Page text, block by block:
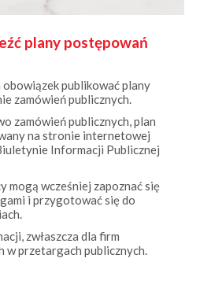
publikować plany
zamówień publicznych.
zamówień publicznych, plan
na stronie internetowej
Informacji Publicznej
wcześniej zapoznać się
i przygotować się do
zwłaszcza dla firm
przetargach publicznych.